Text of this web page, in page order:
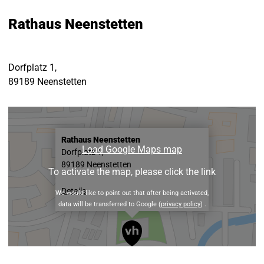
Rathaus Neenstetten
Dorfplatz 1,
89189 Neenstetten
Rathaus Neenstetten
Dorfplatz 1,
89189 Neenstetten
Details
Load Google Maps map
To activate the map, please click the link
We would like to point out that after being activated,
data will be transferred to Google (privacy policy) .